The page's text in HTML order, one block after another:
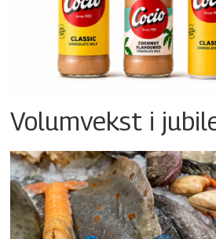
Volumvekst i